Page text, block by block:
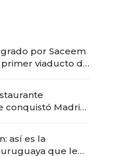
por Saceem
viaducto de
conquistó Madrid:
apertura
así es la
que le